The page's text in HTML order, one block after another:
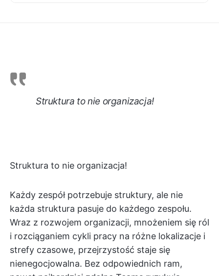
Struktura to nie organizacja!
Struktura to nie organizacja!
Każdy zespół potrzebuje struktury, ale nie
każda struktura pasuje do każdego zespołu.
Wraz z rozwojem organizacji, mnożeniem się ról
i rozciąganiem cykli pracy na różne lokalizacje i
strefy czasowe, przejrzystość staje się
nienegocjowalna. Bez odpowiednich ram,